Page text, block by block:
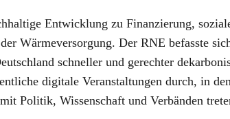
Entwicklung zu Finanzierung,
Wärmeversorgung. Der RNE befasste
schneller und gerechter
digitale Veranstaltungen durch, in
Politik, Wissenschaft und Verbänden